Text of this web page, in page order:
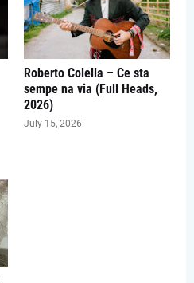
Roberto Colella – Ce sta
sempe na via (Full Heads,
2026)
July 15, 2026